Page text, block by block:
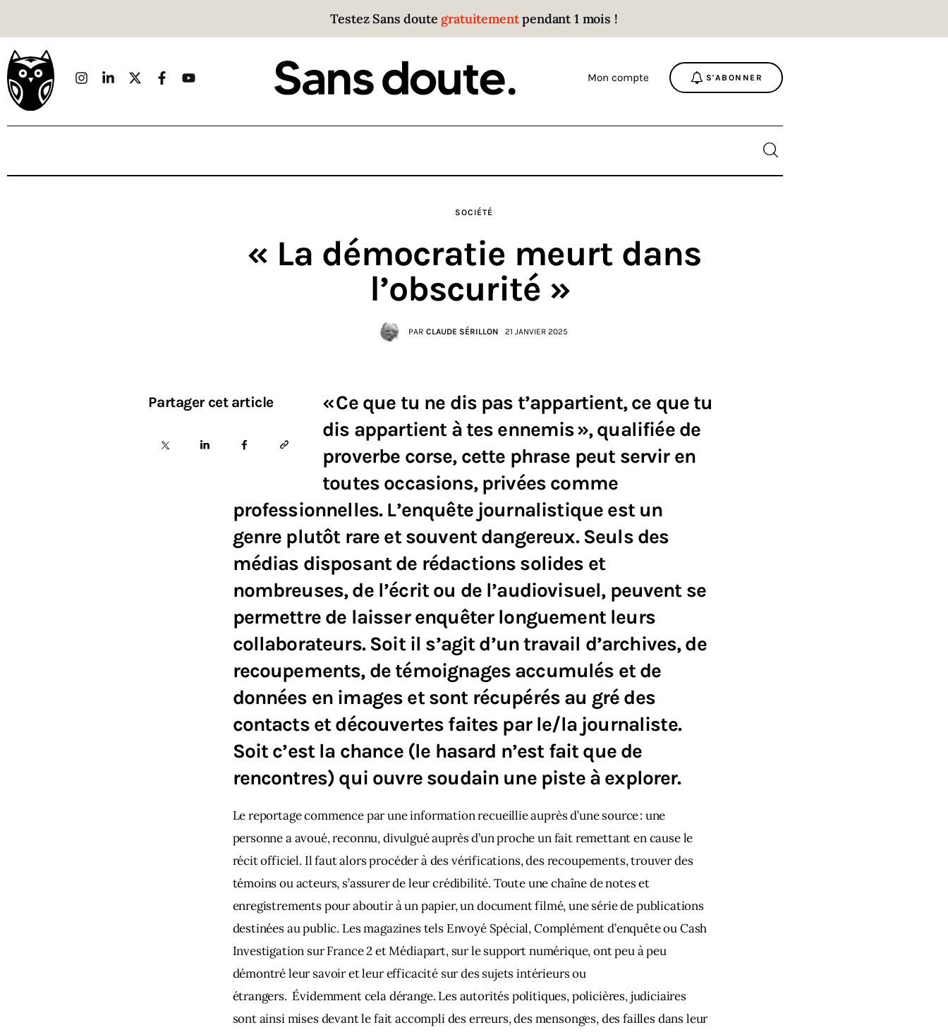
Testez Sans doute gratuitementpendant 1 mois !
Mon compte S'ABONNER
Sans doute
Parce que plus personne n’écoute les gens qui ont
des choses à dire.
Économie
Monde
SOCIÉTÉ
« La démocratie meurt dans
l’obscurité »
PAR CLAUDE SÉRILLON 21 JANVIER 2025
Partager cet article
« Ce que tu ne dis pas t’appartient, ce que tu
dis appartient à tes ennemis », qualifiée de
proverbe corse, cette phrase peut servir en
toutes occasions, privées comme
professionnelles. L’enquête journalistique est un
genre plutôt rare et souvent dangereux. Seuls des
médias disposant de rédactions solides et
nombreuses, de l’écrit ou de l’audiovisuel, peuvent se
permettre de laisser enquêter longuement leurs
collaborateurs. Soit il s’agit d’un travail d’archives, de
recoupements, de témoignages accumulés et de
données en images et sont récupérés au gré des
contacts et découvertes faites par le/la journaliste.
Soit c’est la chance (le hasard n’est fait que de
rencontres) qui ouvre soudain une piste à explorer.
Le reportage commence par une information recueillie auprès d’une source : une
personne a avoué, reconnu, divulgué auprès d’un proche un fait remettant en cause le
récit officiel. Il faut alors procéder à des vérifications, des recoupements, trouver des
témoins ou acteurs, s’assurer de leur crédibilité. Toute une chaîne de notes et
enregistrements pour aboutir à un papier, un document filmé, une série de publications
destinées au public. Les magazines tels Envoyé Spécial, Complément d’enquête ou Cash
Investigation sur France 2 et Médiapart, sur le support numérique, ont peu à peu
démontré leur savoir et leur efficacité sur des sujets intérieurs ou
étrangers.  Évidemment cela dérange. Les autorités politiques, policières, judiciaires
sont ainsi mises devant le fait accompli des erreurs, des mensonges, des failles dans leur